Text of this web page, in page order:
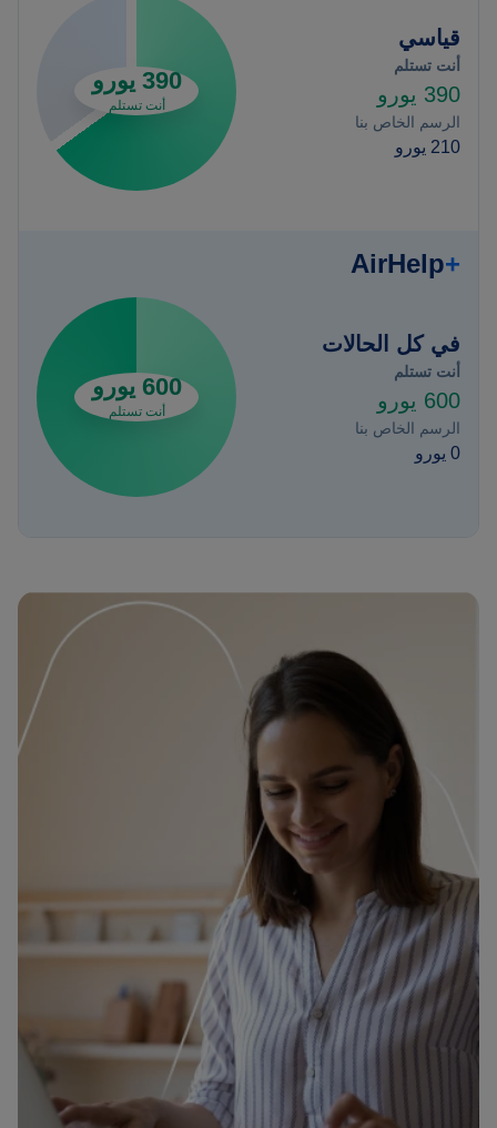
قياسي
أنت تستلم
390 يورو
الرسم الخاص بنا
210 يورو
390 يورو
أنت تستلم
+
AirHelp
في كل الحالات
أنت تستلم
600 يورو
الرسم الخاص بنا
0 يورو
600 يورو
أنت تستلم